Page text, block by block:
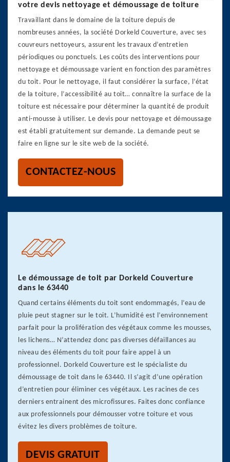
votre devis nettoyage et démoussage de toiture
Travaillant dans le domaine de la toiture depuis de
nombreuses années, la société Dorkeld Couverture, avec ses
couvreurs nettoyeurs, assurent les travaux d’entretien
périodiques ou ponctuels. Les coûts des interventions pour
nettoyage et démoussage varient en fonction des paramètres
du toit. Pour le nettoyage, il faut considérer la surface, l’état
de la toiture, l’accessibilité au toit… connaître la surface de la
toiture est nécessaire pour déterminer la quantité de produit
anti-mousse à utiliser. Le devis pour nettoyage et démoussage
est établi gratuitement sur demande. La demande peut se
faire en ligne sur le site web de la société.
CONTACTEZ-NOUS
Le démoussage de toit par Dorkeld Couverture
dans le 63440
Quand certains éléments du toit sont endommagés, l’eau de
pluie peut stagner sur le toit. L’humidité est l’environnement
parfait pour la prolifération des végétaux comme les mousses,
les lichens… N’attendez donc pas diverses défaillances au
niveau des éléments du toit pour faire appel à un
professionnel. Dorkeld Couverture est le spécialiste du
démoussage de toit dans le 63440. Il s’agit d’une opération
d’entretien pour éliminer ces végétaux. Les racines de ces
derniers entrainent des microfissures. Faites donc confiance
aux professionnels pour démousser votre toiture et vous
évitez les divers problèmes de toiture.
DEVIS GRATUIT